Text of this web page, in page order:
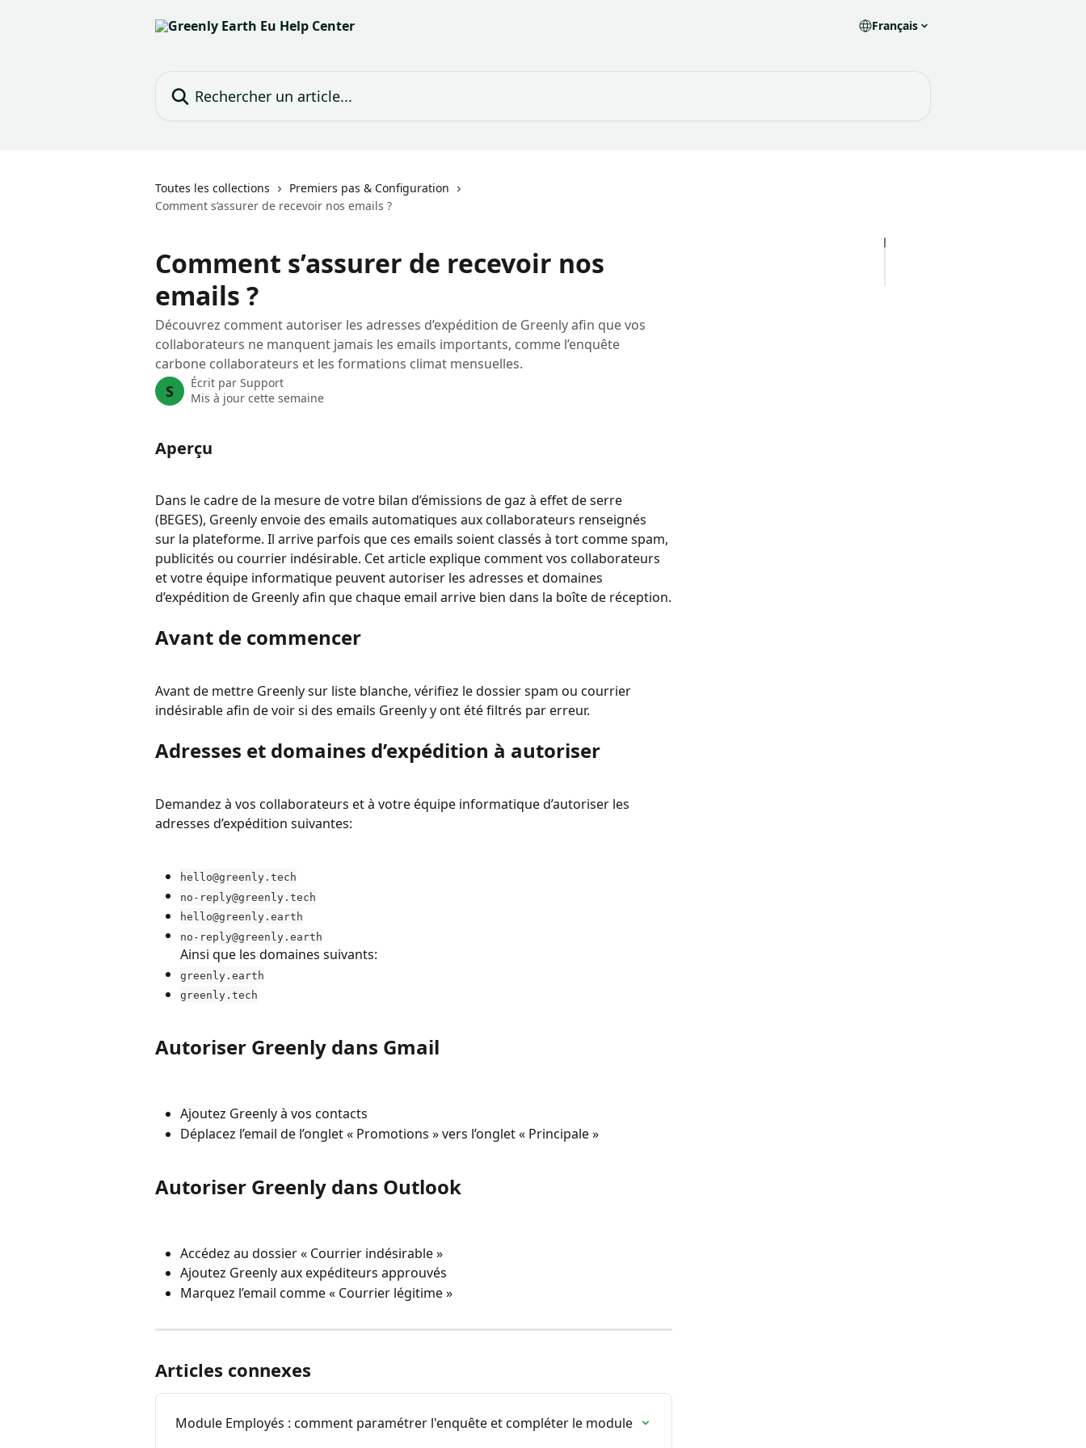
Français
Toutes les collections
Premiers pas & Configuration
Comment s’assurer de recevoir nos emails ?
Comment s’assurer de recevoir nos
emails ?
Découvrez comment autoriser les adresses d’expédition de Greenly afin que vos
collaborateurs ne manquent jamais les emails importants, comme l’enquête
carbone collaborateurs et les formations climat mensuelles.
S Écrit par Support
Mis à jour cette semaine
Aperçu
Dans le cadre de la mesure de votre bilan d’émissions de gaz à effet de serre
(BEGES), Greenly envoie des emails automatiques aux collaborateurs renseignés
sur la plateforme. Il arrive parfois que ces emails soient classés à tort comme spam,
publicités ou courrier indésirable. Cet article explique comment vos collaborateurs
et votre équipe informatique peuvent autoriser les adresses et domaines
d’expédition de Greenly afin que chaque email arrive bien dans la boîte de réception.
Avant de commencer
Avant de mettre Greenly sur liste blanche, vérifiez le dossier spam ou courrier
indésirable afin de voir si des emails Greenly y ont été filtrés par erreur.
Adresses et domaines d’expédition à autoriser
Demandez à vos collaborateurs et à votre équipe informatique d’autoriser les
adresses d’expédition suivantes:
hello@greenly.tech
no-reply@greenly.tech
hello@greenly.earth
no-reply@greenly.earth
Ainsi que les domaines suivants:
greenly.earth
greenly.tech
Autoriser Greenly dans Gmail
Ajoutez Greenly à vos contacts
Déplacez l’email de l’onglet « Promotions » vers l’onglet « Principale »
Autoriser Greenly dans Outlook
Accédez au dossier « Courrier indésirable »
Ajoutez Greenly aux expéditeurs approuvés
Marquez l’email comme « Courrier légitime »
Articles connexes
Module Employés : comment paramétrer l'enquête et compléter le module